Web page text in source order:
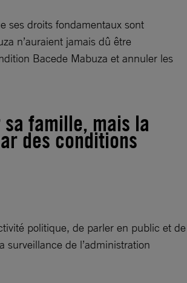
ses droits fondamentaux sont
n’auraient jamais dû être
Bacede Mabuza et annuler les
famille, mais la
des conditions
politique, de parler en public et de
de l’administration